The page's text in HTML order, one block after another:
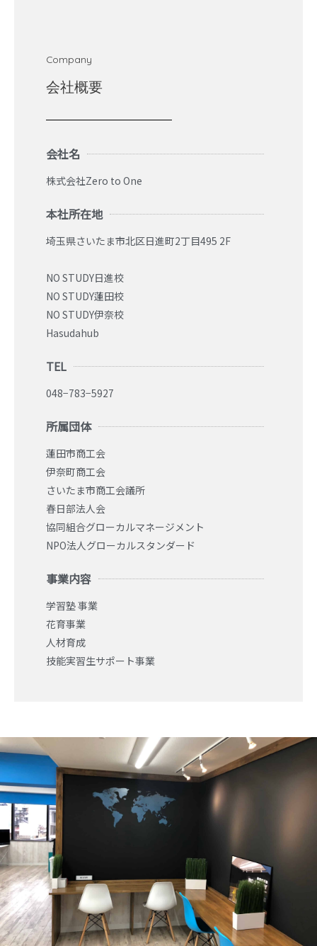
Company
会社概要
会社名
株式会社Zero to One
本社所在地
埼玉県さいたま市北区日進町2丁目495 2F
NO STUDY日進校
NO STUDY蓮田校
NO STUDY伊奈校
Hasudahub
TEL
048−783−5927
所属団体
蓮田市商工会
伊奈町商工会
さいたま市商工会議所
春日部法人会
協同組合グローカルマネージメント
NPO法人グローカルスタンダード
事業内容
学習塾 事業
花育事業
人材育成
技能実習生サポート事業